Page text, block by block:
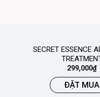
SECRET ESSENCE
299,000₫
ĐẶT MUA